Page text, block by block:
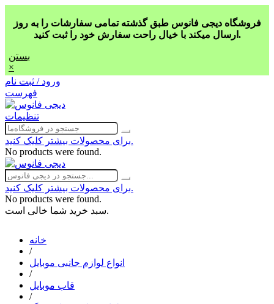
فروشگاه دیجی فانوس طبق گذشته تمامی سفارشات را به روز
ارسال میکند با خیال راحت سفارش خود را ثبت کنید.
بستن
×
ورود / ثبت نام
فهرست
تنظیمات
برای محصولات بیشتر کلیک کنید.
No products were found.
برای محصولات بیشتر کلیک کنید.
No products were found.
سبد خرید شما خالی است.
خانه
/
انواع لوازم جانبی موبایل
/
قاب موبایل
/